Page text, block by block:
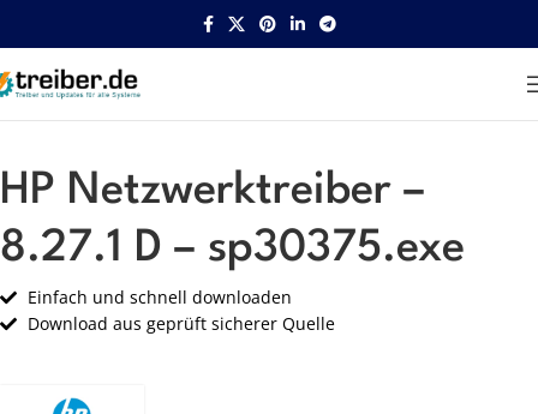
Startseite HP Netzwerk
HP Netzwerktreiber –
8.27.1 D – sp30375.exe
Einfach und schnell downloaden
Download aus geprüft sicherer Quelle